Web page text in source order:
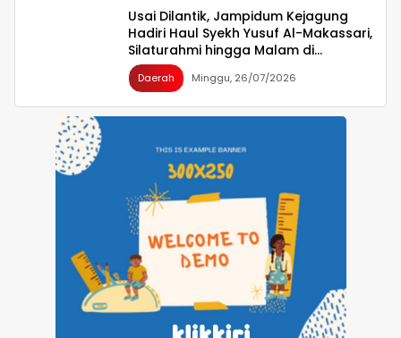
Usai Dilantik, Jampidum Kejagung
Hadiri Haul Syekh Yusuf Al-Makassari,
Silaturahmi hingga Malam di
Makassar
Daerah Minggu, 26/07/2026